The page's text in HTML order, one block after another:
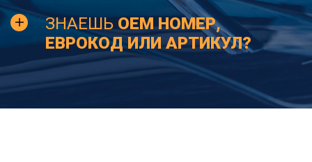
ЗНАЕШЬ OEM НОМЕР,
ЕВРОКОД ИЛИ АРТИКУЛ?